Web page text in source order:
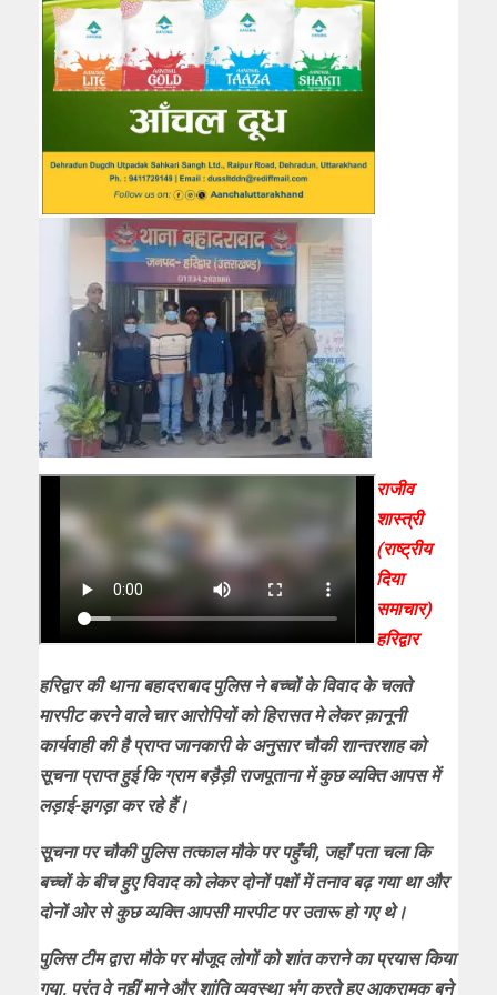
राजीव
शास्त्री
(राष्ट्रीय
दिया
समाचार)
हरिद्वार
हरिद्वार की थाना बहादराबाद पुलिस ने बच्चों के विवाद के चलते
मारपीट करने वाले चार आरोपियों को हिरासत मे लेकर क़ानूनी
कार्यवाही की है प्राप्त जानकारी के अनुसार चौकी शान्तरशाह को
सूचना प्राप्त हुई कि ग्राम बड़ैड़ी राजपूताना में कुछ व्यक्ति आपस में
लड़ाई-झगड़ा कर रहे हैं।
सूचना पर चौकी पुलिस तत्काल मौके पर पहुँची, जहाँ पता चला कि
बच्चों के बीच हुए विवाद को लेकर दोनों पक्षों में तनाव बढ़ गया था और
दोनों ओर से कुछ व्यक्ति आपसी मारपीट पर उतारू हो गए थे।
पुलिस टीम द्वारा मौके पर मौजूद लोगों को शांत कराने का प्रयास किया
गया, परंतु वे नहीं माने और शांति व्यवस्था भंग करते हुए आक्रामक बने